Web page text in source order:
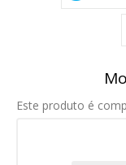
Este produto é